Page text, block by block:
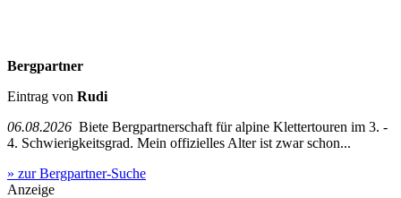
Bergpartner
Eintrag von Rudi
06.08.2026 Biete Bergpartnerschaft für alpine Klettertouren im 3. -
4. Schwierigkeitsgrad. Mein offizielles Alter ist zwar schon...
» zur Bergpartner-Suche
Anzeige